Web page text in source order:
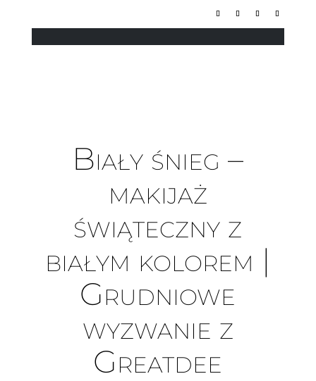
Biały śnieg –
makijaż
świąteczny z
białym kolorem |
Grudniowe
wyzwanie z
Greatdee